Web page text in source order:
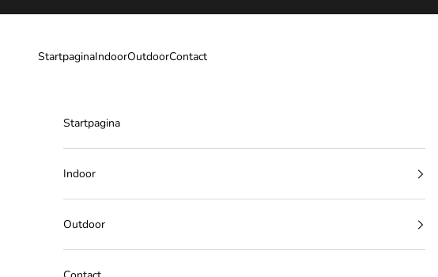
StartpaginaIndoorOutdoorContact
Startpagina
Indoor
Outdoor